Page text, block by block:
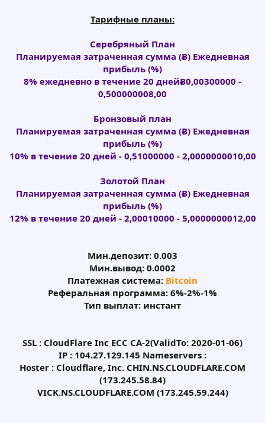
Тарифные планы:
Серебряный План
Планируемая затраченная сумма (Ƀ) Ежедневная
прибыль (%)
8% ежедневно в течение 20 днейɃ0,00300000 -
0,500000008,00
Бронзовый план
Планируемая затраченная сумма (Ƀ) Ежедневная
прибыль (%)
10% в течение 20 дней - 0,51000000 - 2,0000000010,00
Золотой План
Планируемая затраченная сумма (Ƀ) Ежедневная
прибыль (%)
12% в течение 20 дней - 2,00010000 - 5,0000000012,00
Мин.депозит: 0.003
Мин.вывод: 0.0002
Платежная система: Bitcoin
Pеферальная программа: 6%-2%-1%
Тип выплат: инстант
SSL : CloudFlare Inc ECC CA-2(ValidTo: 2020-01-06)
IP : 104.27.129.145 Nameservers :
Hoster : Cloudflare, Inc. CHIN.NS.CLOUDFLARE.COM
(173.245.58.84)
VICK.NS.CLOUDFLARE.COM (173.245.59.244)